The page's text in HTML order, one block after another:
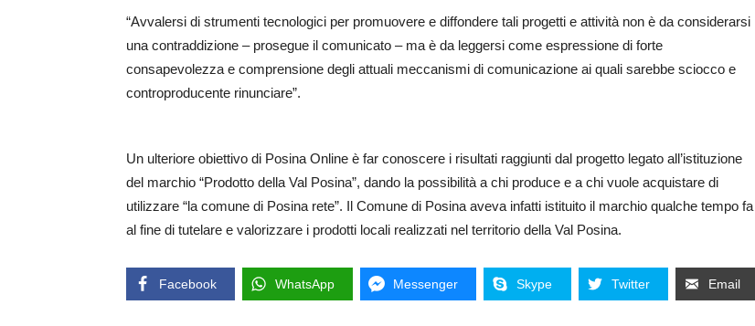
“Avvalersi di strumenti tecnologici per promuovere e diffondere tali progetti e attività non è da considerarsi
una contraddizione – prosegue il comunicato – ma è da leggersi come espressione di forte
consapevolezza e comprensione degli attuali meccanismi di comunicazione ai quali sarebbe sciocco e
controproducente rinunciare”.
Un ulteriore obiettivo di Posina Online è far conoscere i risultati raggiunti dal progetto legato all’istituzione
del marchio “Prodotto della Val Posina”, dando la possibilità a chi produce e a chi vuole acquistare di
utilizzare “la comune di Posina rete”. Il Comune di Posina aveva infatti istituito il marchio qualche tempo fa
al fine di tutelare e valorizzare i prodotti locali realizzati nel territorio della Val Posina.
Facebook WhatsApp Messenger Skype Twitter Email